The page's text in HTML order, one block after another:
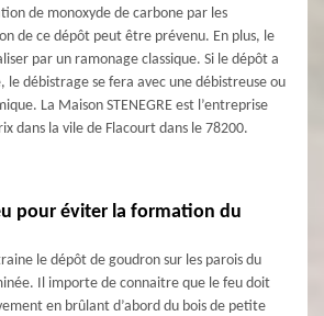
de monoxyde de carbone par les
de ce dépôt peut être prévenu. En plus, le
par un ramonage classique. Si le dépôt a
le débistrage se fera avec une débistreuse ou
La Maison STENEGRE est l’entreprise
dans la vile de Flacourt dans le 78200.
pour éviter la formation du
le dépôt de goudron sur les parois du
Il importe de connaitre que le feu doit
en brûlant d’abord du bois de petite